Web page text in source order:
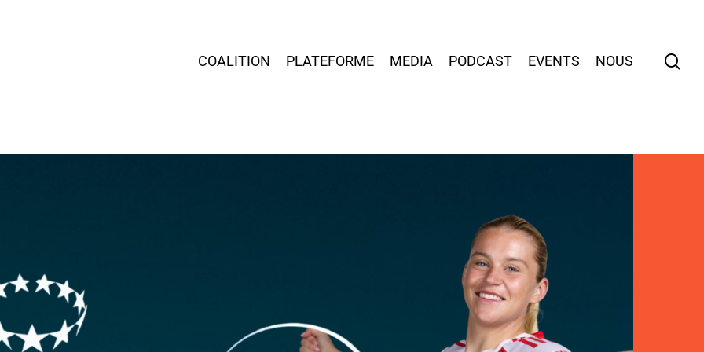
COALITION PLATEFORME MEDIA PODCAST EVENTS NOUS